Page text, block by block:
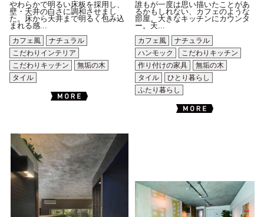
やわらかで明るい床板を採用し、
壁・天井の白さに調和させまし
た。床から天井まで明るく包み込
まれる感...
カフェ風
ナチュラル
こだわりインテリア
こだわりキッチン
無垢の木
タイル
誰もが一度は思い描いたことがあ
るかもしれない、カフェのような
部屋。大きなキッチンにカウンタ
ー。天...
カフェ風
ナチュラル
ハンモック
こだわりキッチン
作り付けの家具
無垢の木
タイル
ひとり暮らし
ふたり暮らし